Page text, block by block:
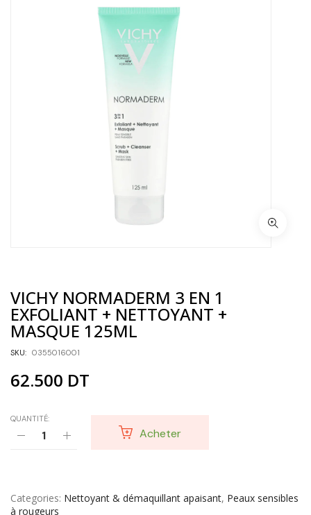
VICHY NORMADERM 3 EN 1
EXFOLIANT + NETTOYANT +
MASQUE 125ML
SKU: 0355016001
62.500 DT
QUANTITÉ:
Acheter
Categories Nettoyant & démaquillant apaisant, Peaux sensibles
à rougeurs